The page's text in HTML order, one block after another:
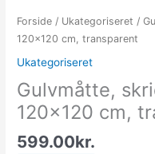
Forside / Ukategoriseret /
120×120 cm, transparent
Ukategoriseret
Gulvmåtte,
120×120 cm,
599.00kr.